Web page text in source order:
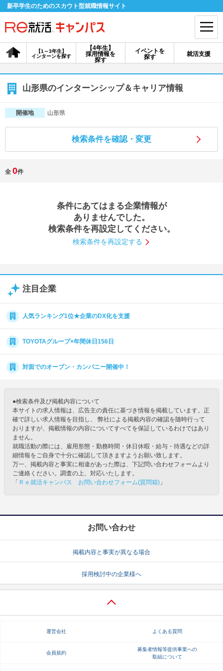
新卒学生のためのスカウト型就職情報サイト
【4年生】
採用情報を
探す
【1～3年生】
インターンを探す
イベントを
探す
就活支援
会員登録 ログイン
会員ID・パスワードを忘れた方はこちら
探す
【4年生】
【1～3年生】
就活ノウハウ・サポート
就活支援
あなたに合う仕事を診断！
就活ニュースペーパー
山形県のインターンシップ＆キャリア情報
開催地 山形県
検索条件を確認・変更
全 0件
条件にあてはまる企業情報が
ありませんでした。
検索条件を再設定してください。
検索条件を再設定する
注目企業
人気ランキング1位★企業のDX化を支援
TOYOTAグループ×年間休日156日
対面でのオープン・カンパニー開催中！
●検索条件及び掲載内容について
本サイトの求人情報は、広告主の責任に基づき情報を掲載しています。正
確で詳しい求人情報を目指し、 弊社による掲載内容の確認を随時行って
おりますが、掲載情報の内容についてすべてを保証しているわけではあり
ません。
就職活動の際には、雇用形態・勤務時間・休日休暇・給与・待遇などの詳
細情報をご自身で十分に確認して頂きますようお願い致します。
万一、掲載内容と事実に相違があった際は、下記問い合わせフォームより
ご連絡ください。調査の上、対応いたします。
「 Ｒｅ就活キャンパス お問い合わせフォーム(質問箱) 」
お問い合わせ
掲載内容と事実が異なる場合
採用検討中の企業様へ
運営会社 よくある質問
会員規約
募集者情報等提供事業への
取組について